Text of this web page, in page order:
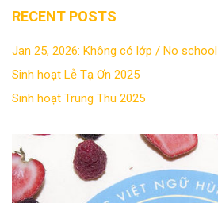
RECENT POSTS
Jan 25, 2026: Không có lớp / No school
Sinh hoạt Lễ Tạ Ơn 2025
Sinh hoạt Trung Thu 2025